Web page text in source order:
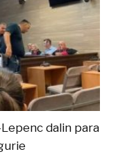
dalin para